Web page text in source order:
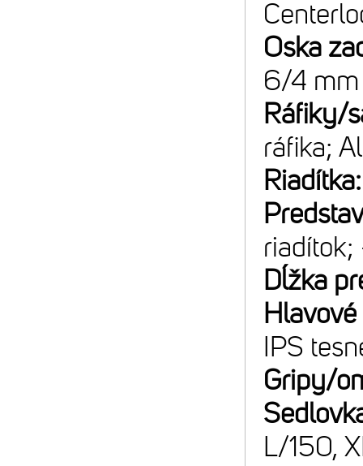
Oska
6/4 mm
Ráfiky/
ráfika;
riadítok;
Dĺžka
IPS
Gripy/
L/150,